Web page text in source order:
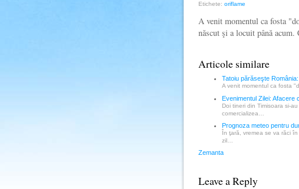
Etichete: oriflame
A venit momentul ca fosta
născut şi a locuit până
Articole similare
Tatoiu părăseşte
A venit momentul ca fosta
Evenimentul Zilei: Afacere
Doi tineri din Timisoara si-
comercializea…
Prognoza meteo pentru
În ţară, vremea se va răci
zil…
Zemanta
Leave a Reply